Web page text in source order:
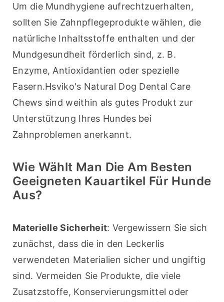
Um die Mundhygiene aufrechtzuerhalten,
sollten Sie Zahnpflegeprodukte wählen, die
natürliche Inhaltsstoffe enthalten und der
Mundgesundheit förderlich sind, z. B.
Enzyme, Antioxidantien oder spezielle
Fasern.Hsviko's Natural Dog Dental Care
Chews sind weithin als gutes Produkt zur
Unterstützung Ihres Hundes bei
Zahnproblemen anerkannt.
Wie Wählt Man Die Am Besten
Geeigneten Kauartikel Für Hunde
Aus?
Materielle Sicherheit: Vergewissern Sie sich
zunächst, dass die in den Leckerlis
verwendeten Materialien sicher und ungiftig
sind. Vermeiden Sie Produkte, die viele
Zusatzstoffe, Konservierungsmittel oder